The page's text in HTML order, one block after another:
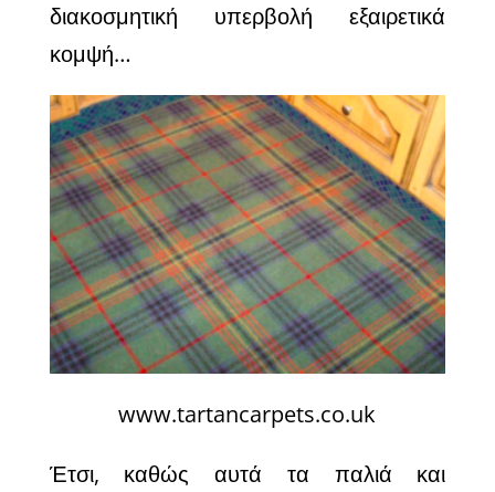
διακοσμητική υπερβολή εξαιρετικά
κομψή…
www.tartancarpets.co.uk
Έτσι, καθώς αυτά τα παλιά και